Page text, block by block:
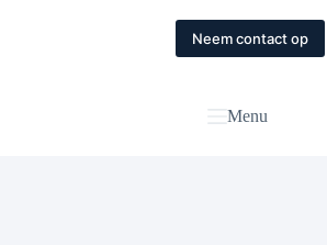
Contact
Neem contact op
Menu